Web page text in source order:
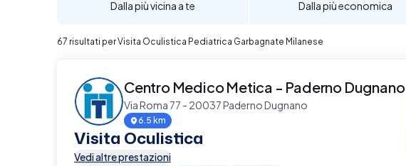
Dalla più vicina a te Dalla più economica
67 risultati per Visita Oculistica Pediatrica Garbagnate Milanese
Centro Medico Metica - Paderno Dugnano
Via Roma 77 - 20037 Paderno Dugnano
6.5 km
Visita Oculistica
Vedi altre prestazioni